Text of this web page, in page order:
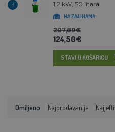
3
1,2 kW, 50 litara
NA ZALIHAMA
207,89€
124,50€
STAVI U KOŠARICU
Omiljeno Najprodavanije